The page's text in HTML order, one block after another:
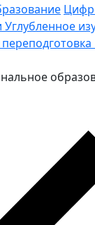
Углубленное